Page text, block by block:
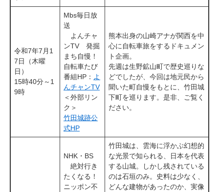
令和7年7月1
7日（木曜
日）
​15時40分～1
9時
Mbs毎日放
送
よんチャ
ンTV 発掘
まち自慢！
自転車たび
​番組HP： よ
んチャンTV
＜外部リン
ク＞
竹田城跡公
式HP
熊本出身の山崎アナが関西を中
心に自転車旅をするドキュメン
ト企画。
先週は生野鉱山町で歴史巡りな
どでしたが、今回は地元民から
聞いた町自慢をもとに、竹田城
下町を巡ります。是非、ご覧く
ださい。
NHK・BS
絶対行き
たくなる！
ニッポン不
竹田城は、雲海に浮かぶ幻想的
な光景で知られる、日本を代表
する山城。しかし残されている
のは石垣のみ。史料は少なく、
どんな建物があったのか、実像